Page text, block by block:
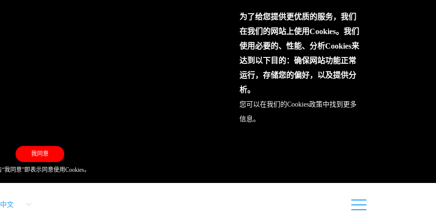
为了给您提供更优质的服务，我们
在我们的网站上使用Cookies。我们
使用必要的、性能、分析Cookies来
达到以下目的：确保网站功能正常
运行，存储您的偏好，以及提供分
析。
您可以在我们的Cookies政策中找到更多
信息。
我同意
我同意”即表示同意使用Cookies。